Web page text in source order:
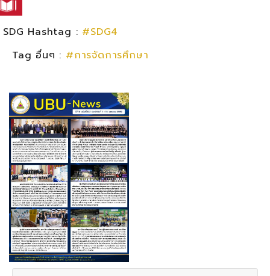
SDG Hashtag : #SDG4
Tag อื่นๆ : #การจัดการศึกษา